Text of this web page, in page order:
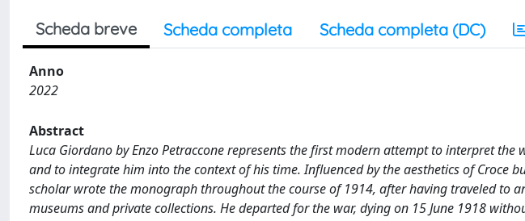
Scheda breve Scheda completa Scheda completa (DC)
Anno
2022
Abstract
Luca Giordano by Enzo Petraccone represents the first modern attempt to interpret
and to integrate him into the context of his time. Influenced by the aesthetics of Croce
scholar wrote the monograph throughout the course of 1914, after having traveled to
museums and private collections. He departed for the war, dying on 15 June 1918